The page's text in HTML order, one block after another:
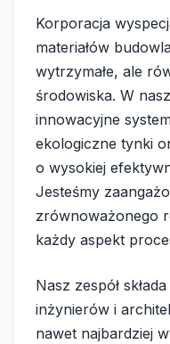
Korporacja
materiałów
wytrzymałe, ale
środowiska. W
innowacyjne
ekologiczne tynki
o wysokiej
Jesteśmy
zrównoważonego
każdy aspekt
Nasz zespół
inżynierów i
nawet najbardziej